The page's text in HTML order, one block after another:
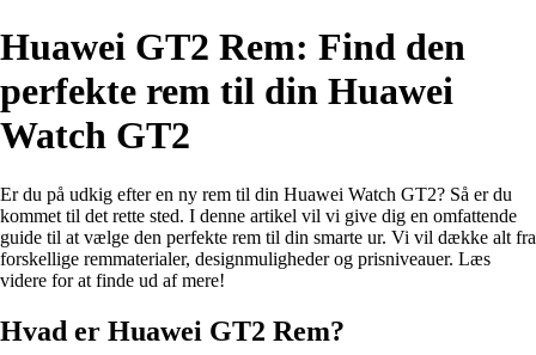
Huawei GT2 Rem: Find den
perfekte rem til din Huawei
Watch GT2
Er du på udkig efter en ny rem til din Huawei Watch GT2? Så er du
kommet til det rette sted. I denne artikel vil vi give dig en omfattende
guide til at vælge den perfekte rem til din smarte ur. Vi vil dække alt fra
forskellige remmaterialer, designmuligheder og prisniveauer. Læs
videre for at finde ud af mere!
Hvad er Huawei GT2 Rem?